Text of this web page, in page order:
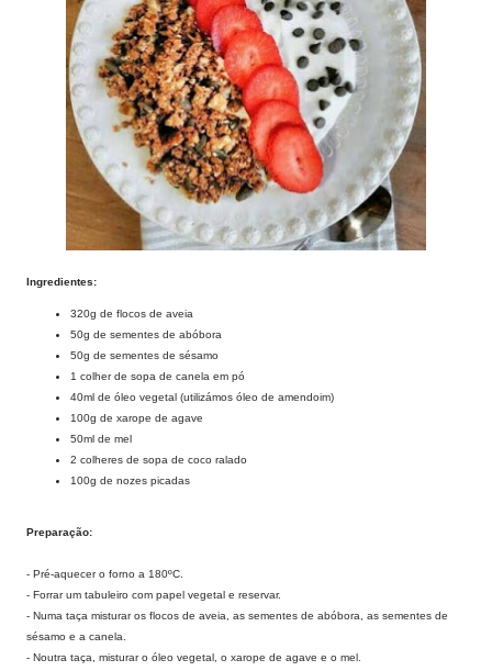
Ingredientes:
320g de flocos de aveia
50g de sementes de abóbora
50g de sementes de sésamo
1 colher de sopa de canela em pó
40ml de óleo vegetal (utilizámos óleo de amendoim)
100g de xarope de agave
50ml de mel
2 colheres de sopa de coco ralado
100g de nozes picadas
Preparação:
- Pré-aquecer o forno a 180ºC.
- Forrar um tabuleiro com papel vegetal e reservar.
- Numa taça misturar os flocos de aveia, as sementes de abóbora, as sementes de
sésamo e a canela.
- Noutra taça, misturar o óleo vegetal, o xarope de agave e o mel.